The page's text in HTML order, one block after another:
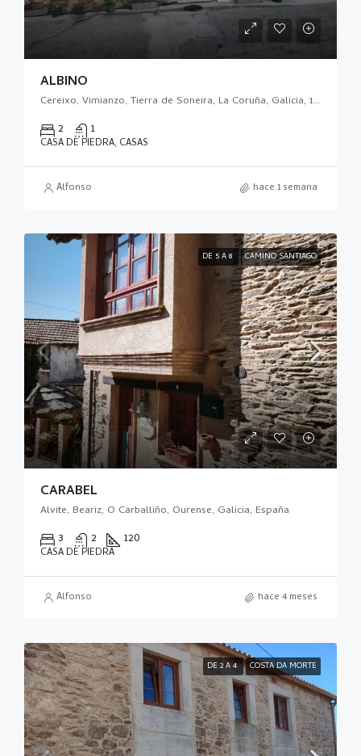
ALBINO
Cereixo, Vimianzo, Tierra de Soneira, La Coruña, Galicia, 15129, España
2 1
CASA DE PIEDRA, CASAS
Alfonso hace 1 semana
DE 5 A 8 CAMINO SANTIAGO
CARABEL
Alvite, Beariz, O Carballiño, Ourense, Galicia, España
3 2 120
CASA DE PIEDRA
Alfonso hace 4 meses
DE 2 A 4 COSTA DA MORTE